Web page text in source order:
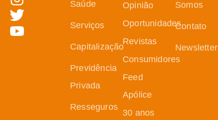
Saúde
Serviços
Capitalização
Previdência
Privada
Resseguros
Opinião
Oportunidades
Revistas
Consumidores
Feed
Apólice
30 anos
Somos
Contato
Newsletter